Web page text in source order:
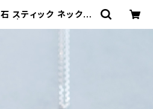
スティック ネックレ